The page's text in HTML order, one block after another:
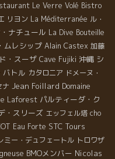
Le Verre Volé Bistro
リヨン La Méditerranée ル・
ナチュール La Dive Bouteille
ムレシップ Alain Castex 加藤
・スーザ Cave Fujiki 沖縄 シ
バトル カタロニア ドメーヌ・
ナ Jean Foillard Domaine
Laforest パルティーダ・ク
・スリーズ エッフェル塔 cho
Eau Forte STC Tours
ミー・デュフェートル トロワザ
BMOメンバー Nicolas